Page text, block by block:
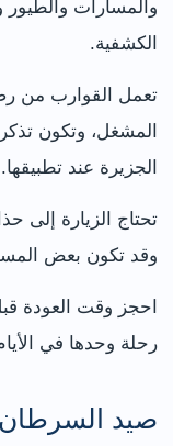
والمسارات والطيور
الكشفية.
تعمل القوارب من
المشغل، وتكون
الجزيرة عند تطبيقها.
تحتاج الزيارة إلى
وقد تكون بعض
احجز وقت العودة
رحلة وحدها في
صيد السرطان